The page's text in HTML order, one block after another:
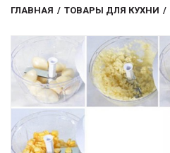
Товары Для Кухни
Фитнесс
Kрасота И Здоровье
Для Детей
ГЛАВНАЯ / ТОВАРЫ ДЛЯ КУХНИ /